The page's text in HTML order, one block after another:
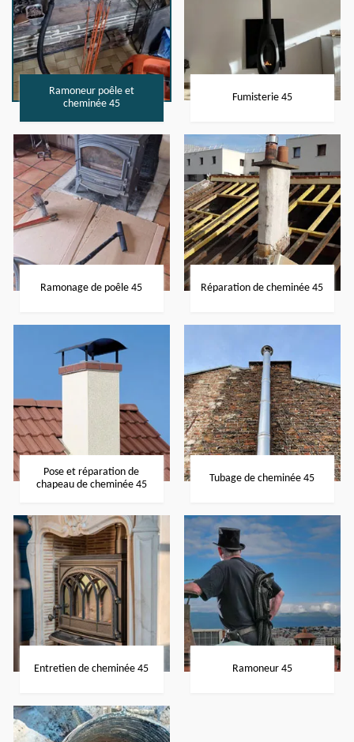
Ramoneur poêle et
cheminée 45
Fumisterie 45
Ramonage de poêle 45 Réparation de cheminée 45
Pose et réparation de
chapeau de cheminée 45
Tubage de cheminée 45
Entretien de cheminée 45 Ramoneur 45